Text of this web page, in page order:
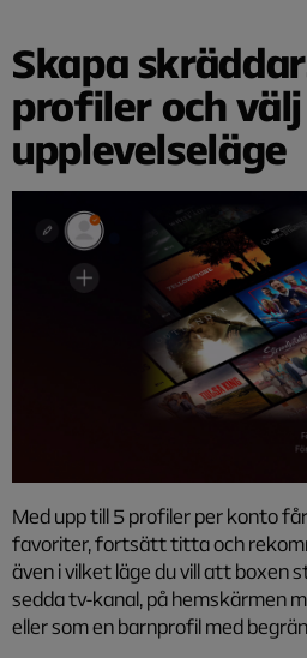
Skapa
profiler och välj
upplevelseläge
Med upp till 5 profiler per konto
favoriter, fortsätt titta och
även i vilket läge du vill att boxen
sedda tv-kanal, på hemskärmen
eller som en barnprofil med